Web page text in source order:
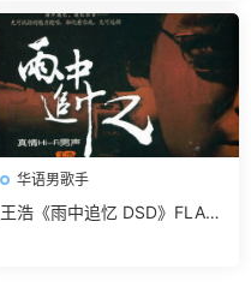
华语男歌手
王浩《雨中追忆 DSD》FLAC